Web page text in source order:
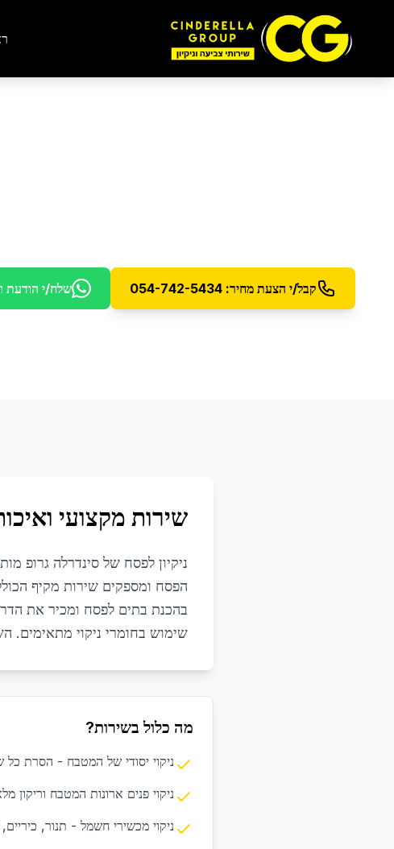
קבל/י הצעת מחיר: 054-742-5434 שלח/י הודעת
שירות מקצועי
ניקיון לפסח של סינדרלה גרופ
הפסח ומספקים שירות מקיף
בהכנת בתים לפסח ומכיר את
שימוש בחומרי ניקוי מתאימים.
מה כלול בשירות?
ניקוי יסודי של המטבח - הסרת כל
ניקוי פנים ארונות המטבח וריקון
ניקוי מכשירי חשמל - תנור,